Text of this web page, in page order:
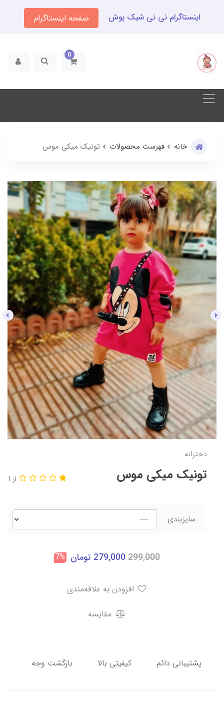
اینستاگرام نی نی شیک پوش صفحه اینستاگرام
0
خانه فهرست محصولات تونیک میکی موس
دخترانه
تونیک میکی موس از 1
سایزبندی
299,000
279,000 تومان 7%
مقایسه
پشتیبانی دائم کیفیتی بالا بازگشت وجه